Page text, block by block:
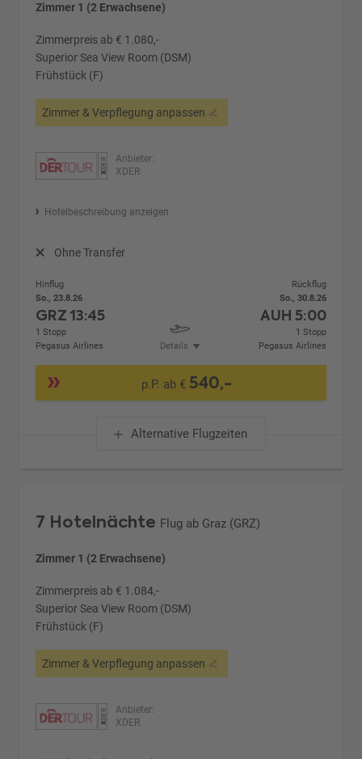
Zimmer 1 (2 Erwachsene)
Zimmerpreis ab € 1.080,-
Superior Sea View Room (DSM)
Frühstück (F)
Zimmer & Verpflegung anpassen
Anbieter:
XDER
Hotelbeschreibung anzeigen
Ohne Transfer
Hinflug
So., 23.8.26
GRZ13:45
1 Stopp
Pegasus Airlines
Details
Rückflug
So., 30.8.26
AUH 5:00
1 Stopp
Pegasus Airlines
p.P. ab € 540,-
Alternative Flugzeiten
7 Hotelnächte Flug ab Graz (GRZ)
Zimmer 1 (2 Erwachsene)
Zimmerpreis ab € 1.084,-
Superior Sea View Room (DSM)
Frühstück (F)
Zimmer & Verpflegung anpassen
Anbieter:
XDER